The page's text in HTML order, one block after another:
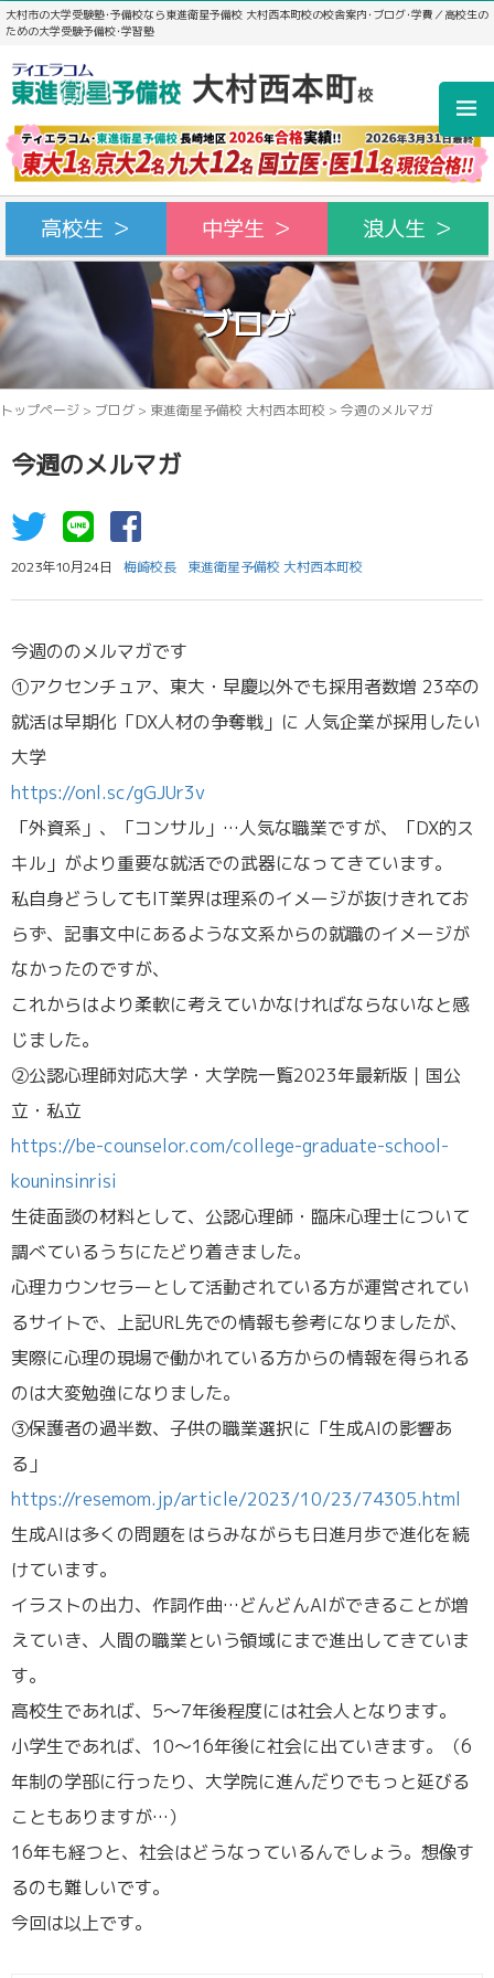
大村市の大学受験塾･予備校なら東進衛星予備校 大村西本町校の校舎案内･ブログ･学費／高校生の
ための大学受験予備校･学習塾
高校生 ＞ 中学生 ＞ 浪人生 ＞
ブログ
トップページ > ブログ > 東進衛星予備校 大村西本町校 > 今週のメルマガ
今週のメルマガ
2023年10月24日 梅崎校長 東進衛星予備校 大村西本町校
今週ののメルマガです
①アクセンチュア、東大・早慶以外でも採用者数増 23卒の
就活は早期化「DX人材の争奪戦」に 人気企業が採用したい
大学
https://onl.sc/gGJUr3v
「外資系」、「コンサル」…人気な職業ですが、「DX的ス
キル」がより重要な就活での武器になってきています。
私自身どうしてもIT業界は理系のイメージが抜けきれてお
らず、記事文中にあるような文系からの就職のイメージが
なかったのですが、
これからはより柔軟に考えていかなければならないなと感
じました。
②公認心理師対応大学・大学院一覧2023年最新版｜国公
立・私立
https://be-counselor.com/college-graduate-school-
kouninsinrisi
生徒面談の材料として、公認心理師・臨床心理士について
調べているうちにたどり着きました。
心理カウンセラーとして活動されている方が運営されてい
るサイトで、上記URL先での情報も参考になりましたが、
実際に心理の現場で働かれている方からの情報を得られる
のは大変勉強になりました。
③保護者の過半数、子供の職業選択に「生成AIの影響あ
る」
https://resemom.jp/article/2023/10/23/74305.html
生成AIは多くの問題をはらみながらも日進月歩で進化を続
けています。
イラストの出力、作詞作曲…どんどんAIができることが増
えていき、人間の職業という領域にまで進出してきていま
す。
高校生であれば、5～7年後程度には社会人となります。
小学生であれば、10～16年後に社会に出ていきます。（6
年制の学部に行ったり、大学院に進んだりでもっと延びる
こともありますが…）
16年も経つと、社会はどうなっているんでしょう。想像す
るのも難しいです。
今回は以上です。